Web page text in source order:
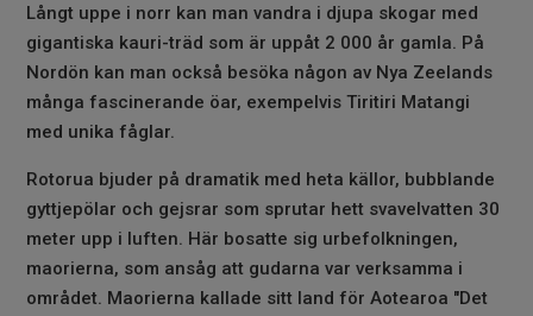
Långt uppe i norr kan man vandra i djupa skogar med
gigantiska kauri-träd som är uppåt 2 000 år gamla. På
Nordön kan man också besöka någon av Nya Zeelands
många fascinerande öar, exempelvis Tiritiri Matangi
med unika fåglar.
Rotorua bjuder på dramatik med heta källor, bubblande
gyttjepölar och gejsrar som sprutar hett svavelvatten 30
meter upp i luften. Här bosatte sig urbefolkningen,
maorierna, som ansåg att gudarna var verksamma i
området. Maorierna kallade sitt land för Aotearoa "Det